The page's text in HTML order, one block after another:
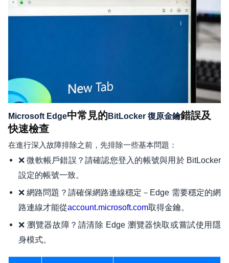
Microsoft Edge中常見的 BitLocker 復原金鑰錯誤及
快速檢查
在進行深入故障排除之前，先排除一些基本問題：
❌ 微軟帳戶錯誤？請確認您登入的帳號與用於 BitLocker
設定的帳號一致。
❌ 網路問題？請確保網路連線穩定－Edge 需要穩定的網
路連線才能從account.microsoft.com取得金鑰。
❌ 瀏覽器故障？請清除 Edge 瀏覽器快取或嘗試使用隱
身模式。